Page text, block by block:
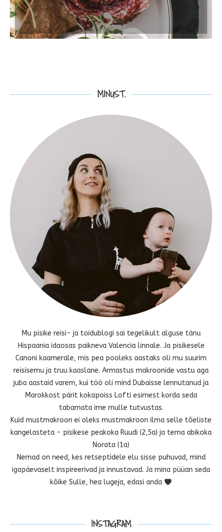
MINUST.
Mu pisike reisi- ja toidublogi sai tegelikult alguse tänu
Hispaania idaosas paikneva Valencia linnale. Ja pisikesele
Canoni kaamerale, mis pea pooleks aastaks oli mu suurim
reisisemu ja truu kaaslane. Armastus makroonide vastu aga
juba aastaid varem, kui töö oli mind Dubaisse lennutanud ja
Marokkost pärit kokapoiss Lofti esimest korda seda
tabamata ime mulle tutvustas.
Kuid mustmakroon ei oleks mustmakroon ilma selle tõeliste
kangelasteta - pisikese peakoka Ruudi (2,5a) ja tema abikoka
Norata (1a)
Nemad on need, kes retseptidele elu sisse puhuvad, mind
igapäevaselt inspireerivad ja innustavad. Ja mina püüan seda
kõike Sulle, hea lugeja, edasi anda
INSTAGRAM